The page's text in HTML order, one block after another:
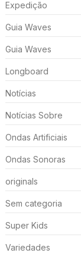
Expedição
Guia Waves
Guia Waves
Longboard
Notícias
Notícias Sobre
Ondas Artificiais
Ondas Sonoras
originals
Sem categoria
Super Kids
Variedades